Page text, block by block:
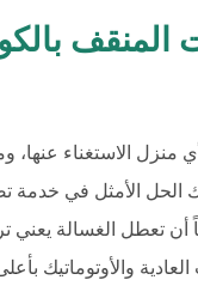
منزل الاستغناء
الحل الأمثل في خدمة
تعطل الغسالة يعني
والأوتوماتيك